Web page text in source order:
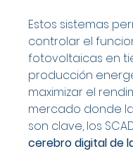
Estos sistemas
controlar el
fotovoltaicas en
producción
maximizar el
mercado donde
son clave, los
cerebro digital de